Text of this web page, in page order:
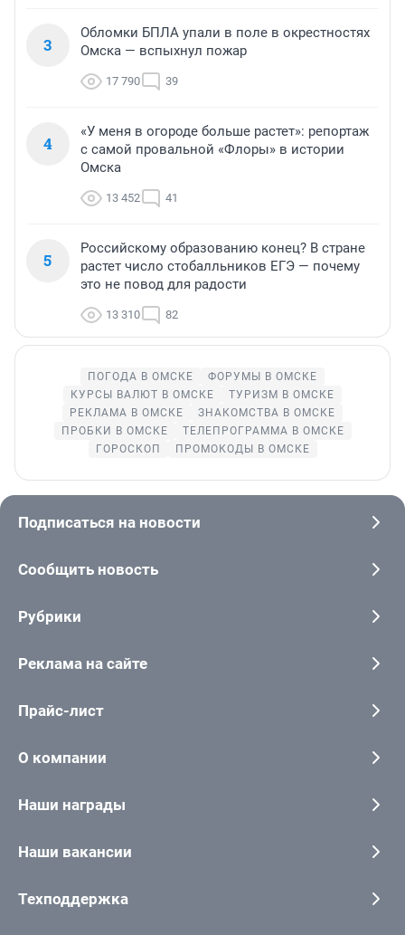
3
Обломки БПЛА упали в поле в окрестностях
Омска — вспыхнул пожар
17 790 39
4
«У меня в огороде больше растет»: репортаж
с самой провальной «Флоры» в истории
Омска
13 452 41
5
Российскому образованию конец? В стране
растет число стобалльников ЕГЭ — почему
это не повод для радости
13 310 82
ПОГОДА В ОМСКЕ
ФОРУМЫ В ОМСКЕ
КУРСЫ ВАЛЮТ В ОМСКЕ
ТУРИЗМ В ОМСКЕ
РЕКЛАМА В ОМСКЕ
ЗНАКОМСТВА В ОМСКЕ
ПРОБКИ В ОМСКЕ
ТЕЛЕПРОГРАММА В ОМСКЕ
ГОРОСКОП
ПРОМОКОДЫ В ОМСКЕ
Подписаться на новости
Сообщить новость
Рубрики
Реклама на сайте
Прайс-лист
О компании
Наши награды
Наши вакансии
Техподдержка